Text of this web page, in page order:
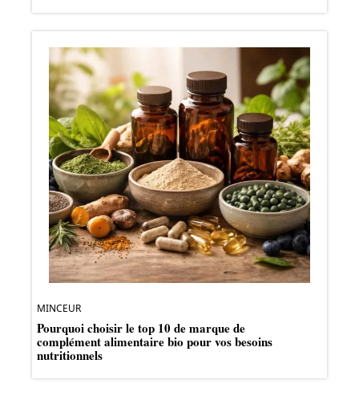
MINCEUR
Pourquoi choisir le top 10 de marque de
complément alimentaire bio pour vos besoins
nutritionnels